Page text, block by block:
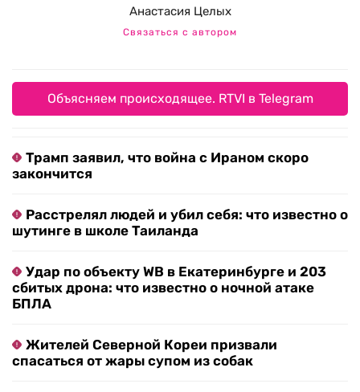
Анастасия Целых
Связаться с автором
Объясняем происходящее. RTVI в Telegram
Трамп заявил, что война с Ираном скоро
закончится
Расстрелял людей и убил себя: что известно о
шутинге в школе Таиланда
Удар по объекту WB в Екатеринбурге и 203
сбитых дрона: что известно о ночной атаке
БПЛА
Жителей Северной Кореи призвали
спасаться от жары супом из собак